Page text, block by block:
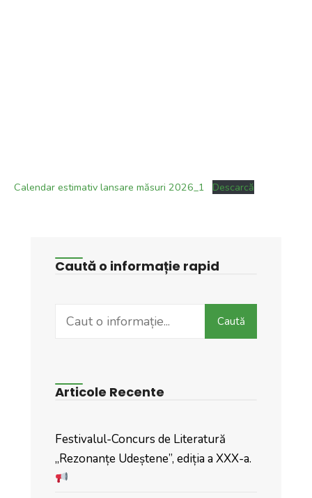
Calendar estimativ lansare măsuri 2026_1 Descarcă
Caută o informație rapid
Search
Caută
Articole Recente
Festivalul-Concurs de Literatură
„Rezonanțe Udeștene”, ediția a XXX-a.